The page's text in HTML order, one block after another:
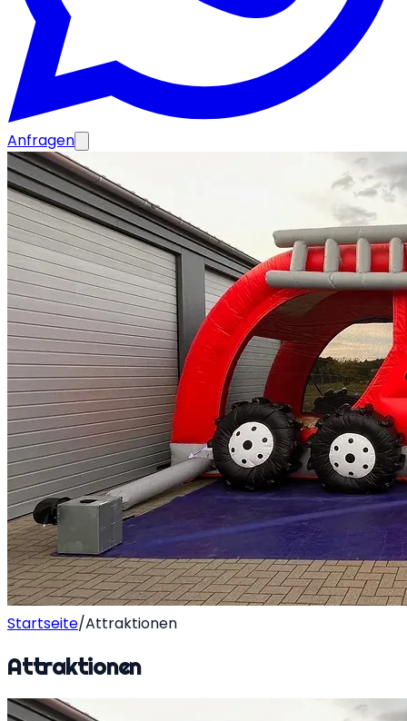
Anfragen
Startseite/Attraktionen
Attraktionen